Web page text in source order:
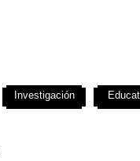
Investigación